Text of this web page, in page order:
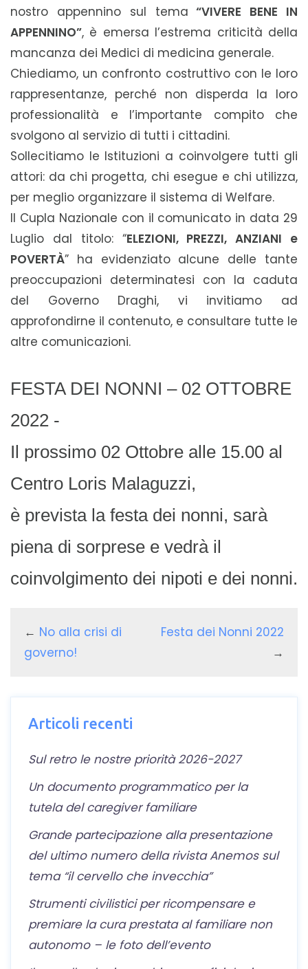
nostro appennino sul tema “VIVERE BENE IN
APPENNINO”, è emersa l’estrema criticità della
mancanza dei Medici di medicina generale.
Chiediamo, un confronto costruttivo con le loro
rappresentanze, perché non disperda la loro
professionalità e l’importante compito che
svolgono al servizio di tutti i cittadini.
Sollecitiamo le Istituzioni a coinvolgere tutti gli
attori: da chi progetta, chi esegue e chi utilizza,
per meglio organizzare il sistema di Welfare.
Il Cupla Nazionale con il comunicato in data 29
Luglio dal titolo: “ELEZIONI, PREZZI, ANZIANI e
POVERTÀ” ha evidenziato alcune delle tante
preoccupazioni determinatesi con la caduta
del Governo Draghi, vi invitiamo ad
approfondirne il contenuto, e consultare tutte le
altre comunicazioni.
FESTA DEI NONNI – 02 OTTOBRE
2022 -
Il prossimo 02 Ottobre alle 15.00 al
Centro Loris Malaguzzi,
è prevista la festa dei nonni, sarà
piena di sorprese e vedrà il
coinvolgimento dei nipoti e dei nonni.
← No alla crisi di
governo!
Festa dei Nonni 2022
→
Articoli recenti
Sul retro le nostre priorità 2026-2027
Un documento programmatico per la
tutela del caregiver familiare
Grande partecipazione alla presentazione
del ultimo numero della rivista Anemos sul
tema “il cervello che invecchia”
Strumenti civilistici per ricompensare e
premiare la cura prestata al familiare non
autonomo – le foto dell’evento